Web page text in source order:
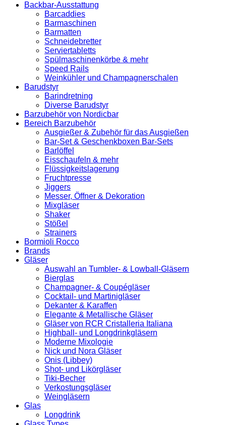
Backbar-Ausstattung
Barcaddies
Barmaschinen
Barmatten
Schneidebretter
Serviertabletts
Spülmaschinenkörbe & mehr
Speed Rails
Weinkühler und Champagnerschalen
Barudstyr
Barindretning
Diverse Barudstyr
Barzubehör von Nordicbar
Bereich Barzubehör
Ausgießer & Zubehör für das Ausgießen
Bar-Set & Geschenkboxen Bar-Sets
Barlöffel
Eisschaufeln & mehr
Flüssigkeitslagerung
Fruchtpresse
Jiggers
Messer, Öffner & Dekoration
Mixgläser
Shaker
Stößel
Strainers
Bormioli Rocco
Brands
Gläser
Auswahl an Tumbler- & Lowball-Gläsern
Bierglas
Champagner- & Coupégläser
Cocktail- und Martinigläser
Dekanter & Karaffen
Elegante & Metallische Gläser
Gläser von RCR Cristalleria Italiana
Highball- und Longdrinkgläsern
Moderne Mixologie
Nick und Nora Gläser
Onis (Libbey)
Shot- und Likörgläser
Tiki-Becher
Verkostungsgläser
Weingläsern
Glas
Longdrink